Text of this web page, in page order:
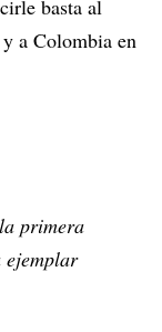
basta al
a Colombia en
primera
ejemplar